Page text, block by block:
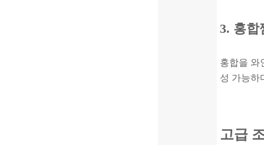
3. 홍합
홍합을 와
성 가능하
고급